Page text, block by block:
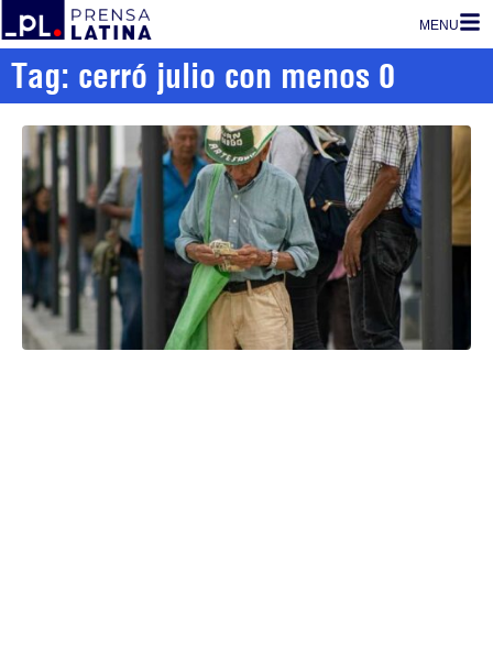
MENU
Tag: cerró julio con menos 0